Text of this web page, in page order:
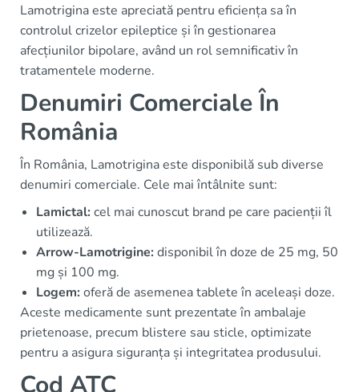
Lamotrigina este apreciată pentru eficiența sa în
controlul crizelor epileptice și în gestionarea
afecțiunilor bipolare, având un rol semnificativ în
tratamentele moderne.
Denumiri Comerciale În
România
În România, Lamotrigina este disponibilă sub diverse
denumiri comerciale. Cele mai întâlnite sunt:
Lamictal:cel mai cunoscut brand pe care pacienții îl
utilizează.
Arrow-Lamotrigine:disponibil în doze de 25 mg, 50
mg și 100 mg.
Logem:oferă de asemenea tablete în aceleași doze.
Aceste medicamente sunt prezentate în ambalaje
prietenoase, precum blistere sau sticle, optimizate
pentru a asigura siguranța și integritatea produsului.
Cod ATC